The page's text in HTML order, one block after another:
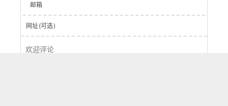
邮箱
网址(可选)